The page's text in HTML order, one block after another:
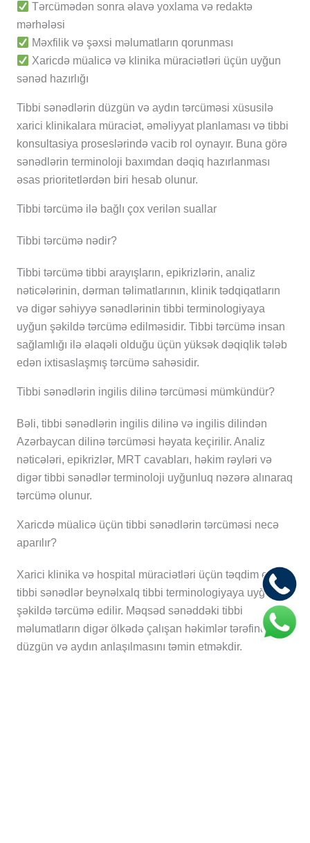
Tərcümədən sonra əlavə yoxlama və redaktə
mərhələsi
Məxfilik və şəxsi məlumatların qorunması
Xaricdə müalicə və klinika müraciətləri üçün uyğun
sənəd hazırlığı
Tibbi sənədlərin düzgün və aydın tərcüməsi xüsusilə
xarici klinikalara müraciət, əməliyyat planlaması və tibbi
konsultasiya proseslərində vacib rol oynayır. Buna görə
sənədlərin terminoloji baxımdan dəqiq hazırlanması
əsas prioritetlərdən biri hesab olunur.
Tibbi tərcümə ilə bağlı çox verilən suallar
Tibbi tərcümə nədir?
Tibbi tərcümə tibbi arayışların, epikrizlərin, analiz
nəticələrinin, dərman təlimatlarının, klinik tədqiqatların
və digər səhiyyə sənədlərinin tibbi terminologiyaya
uyğun şəkildə tərcümə edilməsidir. Tibbi tərcümə insan
sağlamlığı ilə əlaqəli olduğu üçün yüksək dəqiqlik tələb
edən ixtisaslaşmış tərcümə sahəsidir.
Tibbi sənədlərin ingilis dilinə tərcüməsi mümkündür?
Bəli, tibbi sənədlərin ingilis dilinə və ingilis dilindən
Azərbaycan dilinə tərcüməsi həyata keçirilir. Analiz
nəticələri, epikrizlər, MRT cavabları, həkim rəyləri və
digər tibbi sənədlər terminoloji uyğunluq nəzərə alınaraq
tərcümə olunur.
Xaricdə müalicə üçün tibbi sənədlərin tərcüməsi necə
aparılır?
Xarici klinika və hospital müraciətləri üçün təqdim edilən
tibbi sənədlər beynəlxalq tibbi terminologiyaya uyğun
şəkildə tərcümə edilir. Məqsəd sənəddəki tibbi
məlumatların digər ölkədə çalışan həkimlər tərəfindən
düzgün və aydın anlaşılmasını təmin etməkdir.